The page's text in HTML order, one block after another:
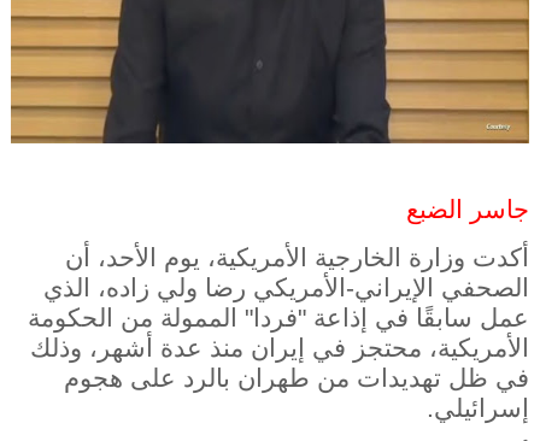
جاسر الضبع
أكدت وزارة الخارجية الأمريكية، يوم الأحد، أن
الصحفي الإيراني-الأمريكي رضا ولي زاده، الذي
عمل سابقًا في إذاعة "فردا" الممولة من الحكومة
الأمريكية، محتجز في إيران منذ عدة أشهر، وذلك
في ظل تهديدات من طهران بالرد على هجوم
إسرائيلي.